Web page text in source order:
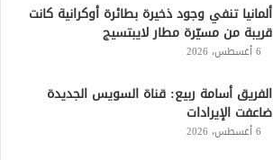
ألمانيا تنفي وجود ذخيرة بطائرة أوكرانية كانت
قريبة من مسيّرة مطار لايبتسيج
6 أغسطس، 2026
الفريق أسامة ربيع: قناة السويس الجديدة
ضاعفت الإيرادات
6 أغسطس، 2026